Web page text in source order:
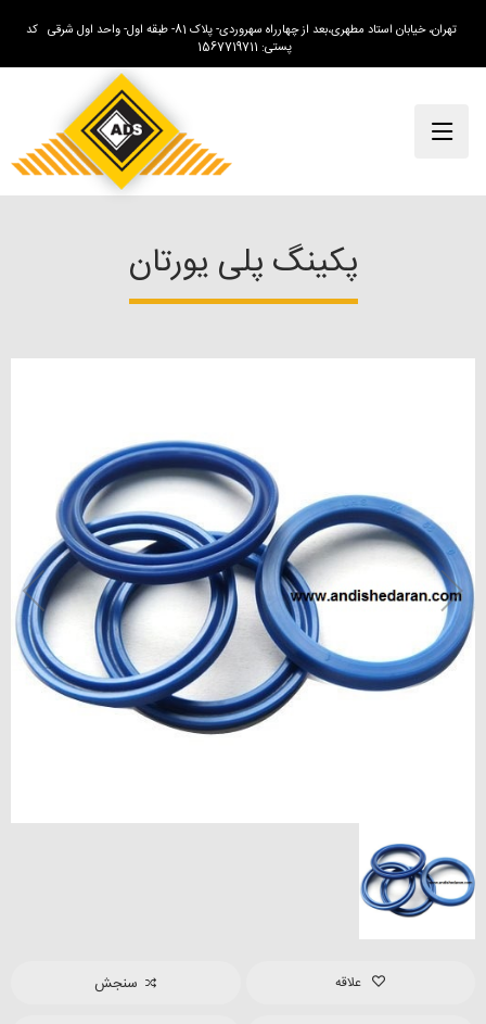
تهران، خیابان استاد مطهری،بعد از چهارراه سهروردی- پلاک 81- طبقه اول- واحد اول شرقی کد
پستی: 1567719711
پکینگ پلی یورتان
علاقه سنجش